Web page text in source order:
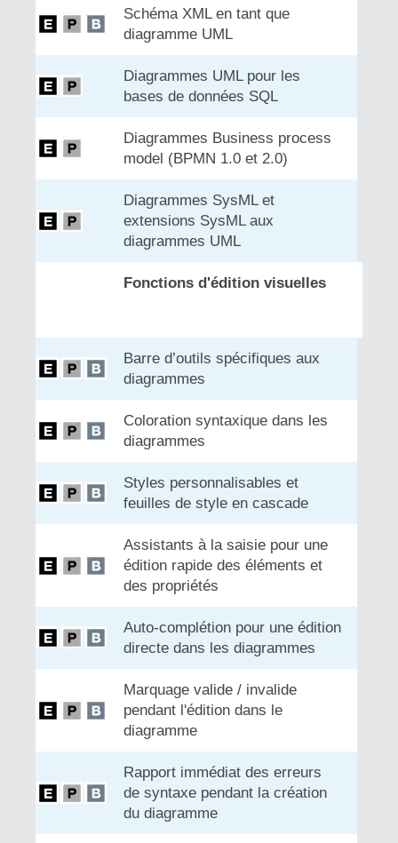
Schéma XML en tant que
diagramme UML
Diagrammes UML pour les
bases de données SQL
Diagrammes Business process
model (BPMN 1.0 et 2.0)
Diagrammes SysML et
extensions SysML aux
diagrammes UML
Fonctions d'édition visuelles
Barre d’outils spécifiques aux
diagrammes
Coloration syntaxique dans les
diagrammes
Styles personnalisables et
feuilles de style en cascade
Assistants à la saisie pour une
édition rapide des éléments et
des propriétés
Auto-complétion pour une édition
directe dans les diagrammes
Marquage valide / invalide
pendant l'édition dans le
diagramme
Rapport immédiat des erreurs
de syntaxe pendant la création
du diagramme